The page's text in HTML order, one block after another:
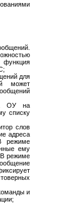
функция
для
может
ОУ на
списку
слов
адреса
режиме
ему
режиме
и